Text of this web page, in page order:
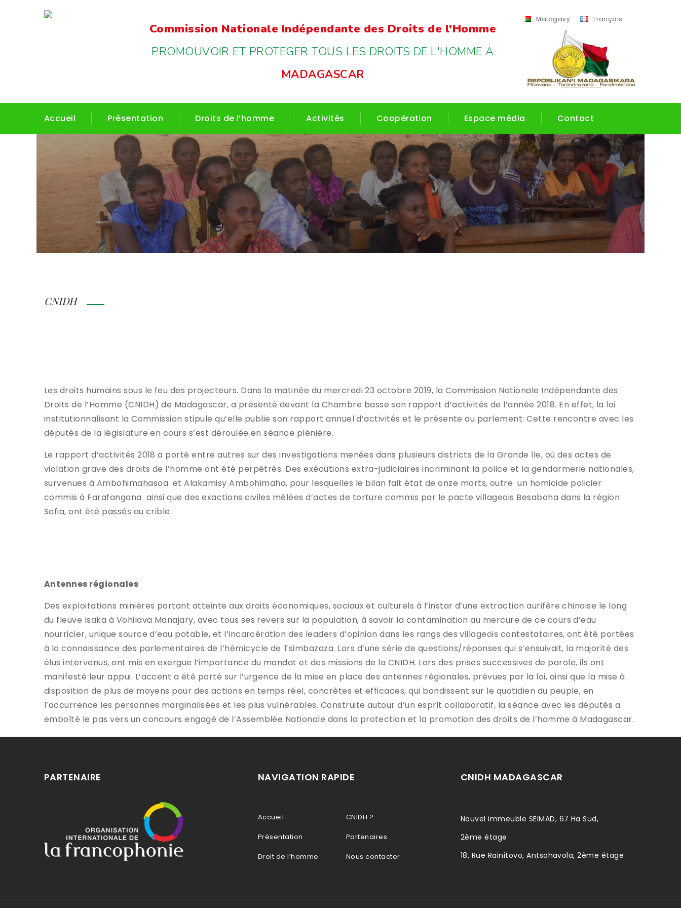
Commission Nationale Indépendante des Droits de l'Homme
PROMOUVOIR ET PROTEGER TOUS LES DROITS DE L'HOMME A
MADAGASCAR
Malagasy Français
Accueil Présentation Droits de l’homme Activités Coopération Espace média Contact
CNIDH
Les droits humains sous le feu des projecteurs. Dans la matinée du mercredi 23 octobre 2019, la Commission Nationale Indépendante des
Droits de l’Homme (CNIDH) de Madagascar, a présenté devant la Chambre basse son rapport d’activités de l’année 2018. En effet, la loi
institutionnalisant la Commission stipule qu’elle publie son rapport annuel d’activités et le présente au parlement. Cette rencontre avec les
députés de la législature en cours s’est déroulée en séance plénière.
Le rapport d’activités 2018 a porté entre autres sur des investigations menées dans plusieurs districts de la Grande île, où des actes de
violation grave des droits de l’homme ont été perpétrés. Des exécutions extra-judiciaires incriminant la police et la gendarmerie nationales,
survenues à Ambohimahasoa et Alakamisy Ambohimaha, pour lesquelles le bilan fait état de onze morts, outre un homicide policier
commis à Farafangana ainsi que des exactions civiles mêlées d’actes de torture commis par le pacte villageois Besaboha dans la région
Sofia, ont été passés au crible.
Antennes régionales
Des exploitations minières portant atteinte aux droits économiques, sociaux et culturels à l’instar d’une extraction aurifère chinoise le long
du fleuve Isaka à Vohilava Manajary, avec tous ses revers sur la population, à savoir la contamination au mercure de ce cours d’eau
nourricier, unique source d’eau potable, et l’incarcération des leaders d’opinion dans les rangs des villageois contestataires, ont été portées
à la connaissance des parlementaires de l’hémicycle de Tsimbazaza. Lors d’une série de questions/réponses qui s’ensuivait, la majorité des
élus intervenus, ont mis en exergue l’importance du mandat et des missions de la CNIDH. Lors des prises successives de parole, ils ont
manifesté leur appui. L’accent a été porté sur l’urgence de la mise en place des antennes régionales, prévues par la loi, ainsi que la mise à
disposition de plus de moyens pour des actions en temps réel, concrètes et efficaces, qui bondissent sur le quotidien du peuple, en
l’occurrence les personnes marginalisées et les plus vulnérables. Construite autour d’un esprit collaboratif, la séance avec les députés a
emboîté le pas vers un concours engagé de l’Assemblée Nationale dans la protection et la promotion des droits de l’homme à Madagascar.
PARTENAIRE NAVIGATION RAPIDE
Accueil
Présentation
Droit de l’homme
CNIDH ?
Partenaires
Nous contacter
CNIDH MADAGASCAR
Nouvel immeuble SEIMAD, 67 Ha Sud,
2ème étage
18, Rue Rainitovo, Antsahavola, 2ème étage